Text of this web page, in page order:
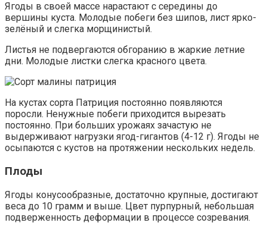
Ягоды в своей массе нарастают с середины до
вершины куста. Молодые побеги без шипов, лист ярко-
зелёный и слегка морщинистый.
Листья не подвергаются обгоранию в жаркие летние
дни. Молодые листки слегка красного цвета.
На кустах сорта Патриция постоянно появляются
поросли. Ненужные побеги приходится вырезать
постоянно. При больших урожаях зачастую не
выдерживают нагрузки ягод-гигантов (4-12 г). Ягоды не
осыпаются с кустов на протяжении нескольких недель.
Плоды
Ягоды конусообразные, достаточно крупные, достигают
веса до 10 грамм и выше. Цвет пурпурный, небольшая
подверженность деформации в процессе созревания.